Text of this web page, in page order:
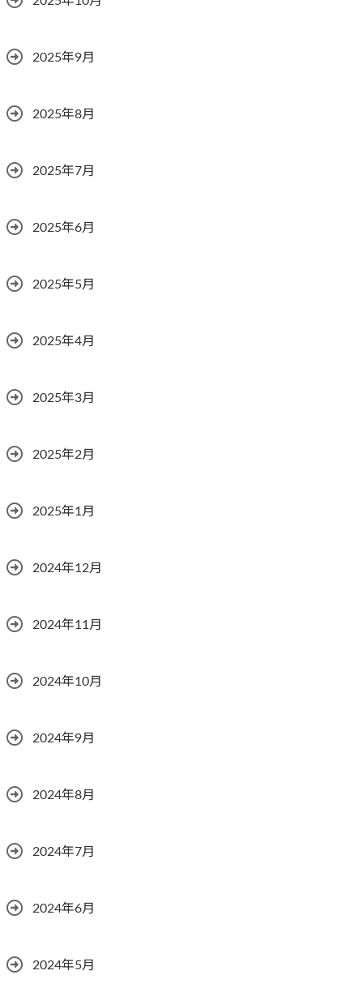
2025年9月
2025年8月
2025年7月
2025年6月
2025年5月
2025年4月
2025年3月
2025年2月
2025年1月
2024年12月
2024年11月
2024年10月
2024年9月
2024年8月
2024年7月
2024年6月
2024年5月